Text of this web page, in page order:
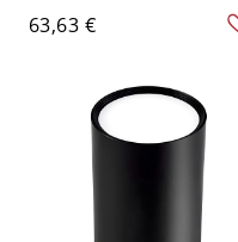
Lampe Encastrée Style
Moderne - Noir 110 V-120
63,63 €